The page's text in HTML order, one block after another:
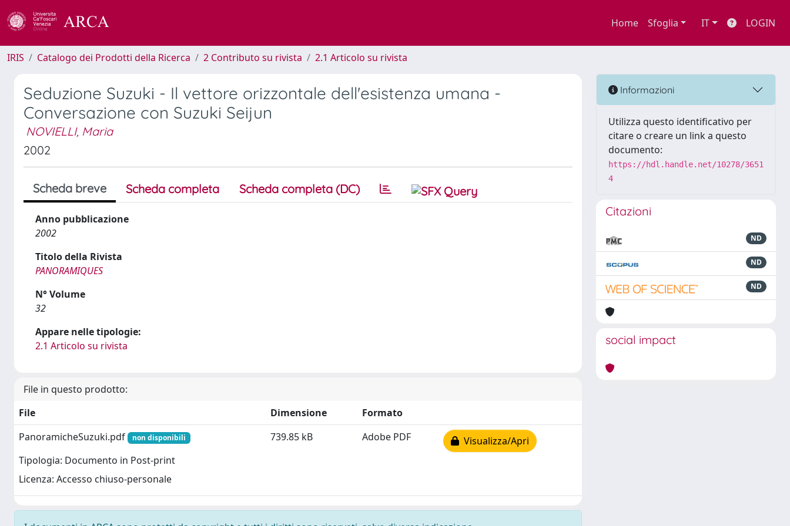
Home Sfoglia IT LOGIN
IRIS Catalogo dei Prodotti della Ricerca 2 Contributo su rivista 2.1 Articolo su rivista
Seduzione Suzuki - Il vettore orizzontale dell'esistenza umana -
Conversazione con Suzuki Seijun
NOVIELLI, Maria
2002
Scheda breve Scheda completa Scheda completa (DC)
Anno pubblicazione
2002
Titolo della Rivista
PANORAMIQUES
N° Volume
32
Appare nelle tipologie:
2.1 Articolo su rivista
File in questo prodotto:
File
Dimensione
Formato
PanoramicheSuzuki.pdf
non disponibili
Tipologia: Documento in Post-print
Licenza: Accesso chiuso-personale
739.85 kB Adobe PDF Visualizza/Apri
Informazioni
Utilizza questo identificativo per
citare o creare un link a questo
documento:
https://hdl.handle.net/10278/3651
4
Citazioni
ND
ND
ND
social impact